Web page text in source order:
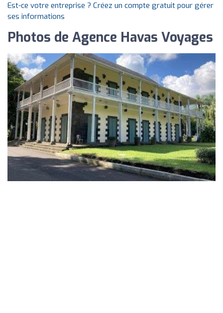
Est-ce votre entreprise ? Créez un compte gratuit pour gérer
ses informations
Photos de Agence Havas Voyages